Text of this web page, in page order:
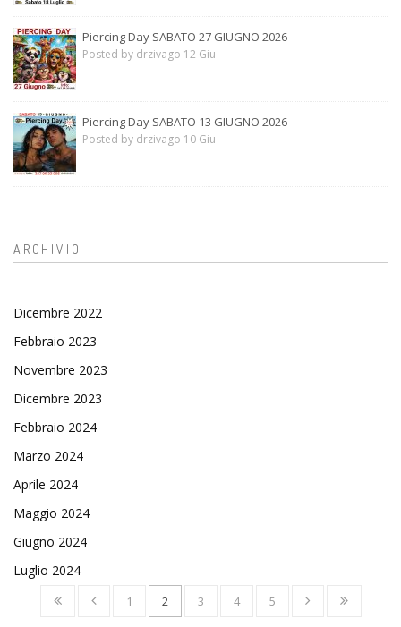
Piercing Day SABATO 27 GIUGNO 2026
Posted by drzivago 12 Giu
Piercing Day SABATO 13 GIUGNO 2026
Posted by drzivago 10 Giu
ARCHIVIO
Dicembre 2022
Febbraio 2023
Novembre 2023
Dicembre 2023
Febbraio 2024
Marzo 2024
Aprile 2024
Maggio 2024
Giugno 2024
Luglio 2024
1 2 3 4 5